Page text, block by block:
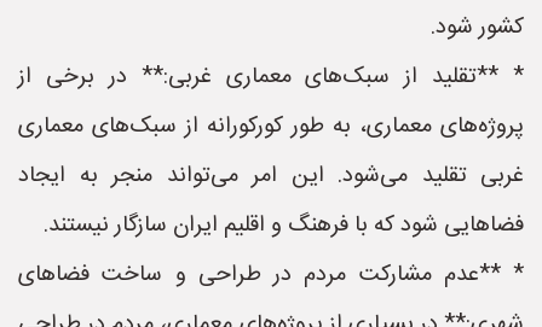
کشور شود.
* **تقلید از سبک‌های معماری غربی:** در برخی از
پروژه‌های معماری، به طور کورکورانه از سبک‌های معماری
غربی تقلید می‌شود. این امر می‌تواند منجر به ایجاد
فضاهایی شود که با فرهنگ و اقلیم ایران سازگار نیستند.
* **عدم مشارکت مردم در طراحی و ساخت فضاهای